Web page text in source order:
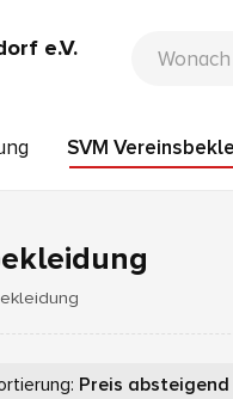
e.V.
SVM
: Preis absteigend